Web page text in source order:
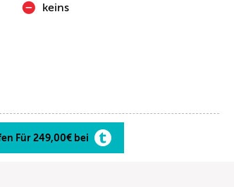
keins
Für 249,00€ bei